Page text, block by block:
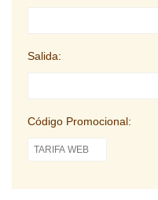
Salida:
Código Promocional: